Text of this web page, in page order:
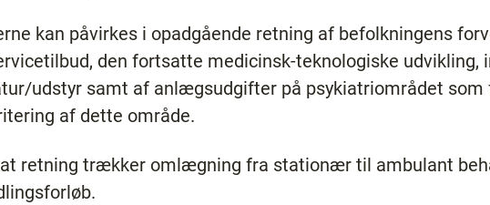
kan påvirkes i opadgående retning af befolkningens
den fortsatte medicinsk-teknologiske udvikling,
udstyr samt af anlægsudgifter på psykiatriområdet som
af dette område.
retning trækker omlægning fra stationær til ambulant